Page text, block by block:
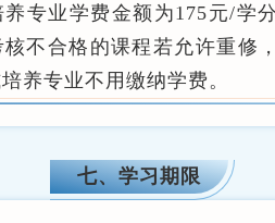
专业学费金额为175元/学
不合格的课程若允许重修
养专业不用缴纳学费。
七、学习期限